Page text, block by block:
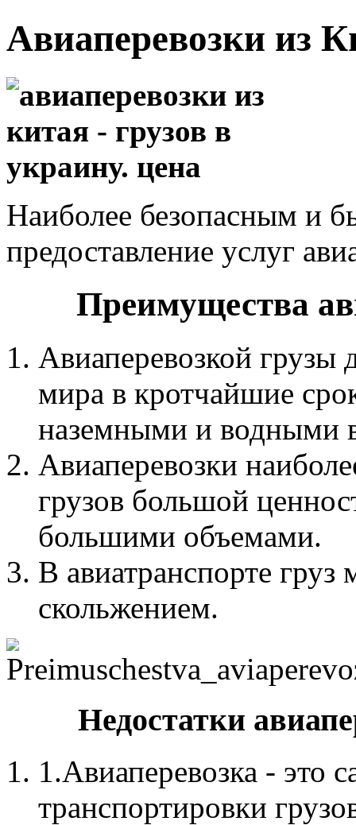
Авиаперевозки из
Наиболее безопасным и
предоставление услуг
Преимущества
Авиаперевозкой грузы
мира в кротчайшие
наземными и водными
Авиаперевозки
грузов большой
большими объемами.
В авиатранспорте груз
скольжением.
Недостатки
1.Авиаперевозка - это
транспортировки